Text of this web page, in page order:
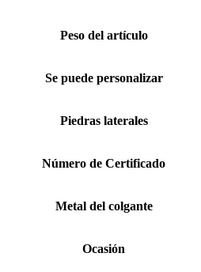
Peso del artículo
Se puede personalizar
Piedras laterales
Número de Certificado
Metal del colgante
Ocasión